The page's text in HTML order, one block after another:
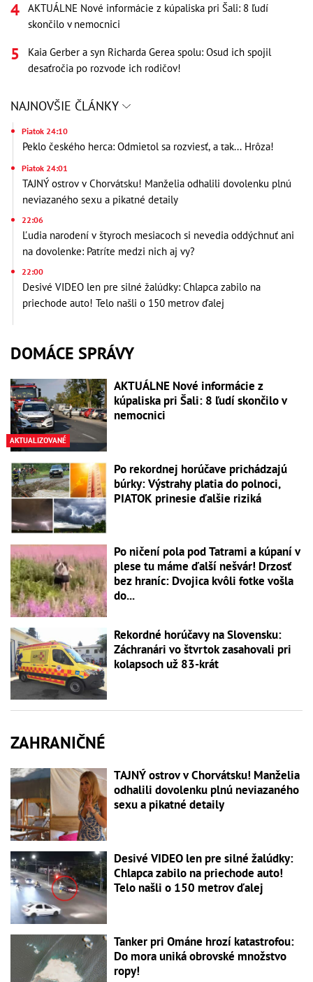
AKTUÁLNE Nové informácie z kúpaliska pri Šali: 8 ľudí
skončilo v nemocnici
Kaia Gerber a syn Richarda Gerea spolu: Osud ich spojil
desaťročia po rozvode ich rodičov!
NAJNOVŠIE ČLÁNKY
Piatok 24:10
Peklo českého herca: Odmietol sa rozviesť, a tak... Hrôza!
Piatok 24:01
TAJNÝ ostrov v Chorvátsku! Manželia odhalili dovolenku plnú
neviazaného sexu a pikatné detaily
22:06
Ľudia narodení v štyroch mesiacoch si nevedia oddýchnuť ani
na dovolenke: Patríte medzi nich aj vy?
22:00
Desivé VIDEO len pre silné žalúdky: Chlapca zabilo na
priechode auto! Telo našli o 150 metrov ďalej
DOMÁCE SPRÁVY
AKTUALIZOVANÉ
AKTUÁLNE Nové informácie z
kúpaliska pri Šali: 8 ľudí skončilo v
nemocnici
Po rekordnej horúčave prichádzajú
búrky: Výstrahy platia do polnoci,
PIATOK prinesie ďalšie riziká
Po ničení pola pod Tatrami a kúpaní v
plese tu máme ďalší nešvár! Drzosť
bez hraníc: Dvojica kvôli fotke vošla
do...
Rekordné horúčavy na Slovensku:
Záchranári vo štvrtok zasahovali pri
kolapsoch už 83-krát
ZAHRANIČNÉ
TAJNÝ ostrov v Chorvátsku! Manželia
odhalili dovolenku plnú neviazaného
sexu a pikatné detaily
Desivé VIDEO len pre silné žalúdky:
Chlapca zabilo na priechode auto!
Telo našli o 150 metrov ďalej
Tanker pri Ománe hrozí katastrofou:
Do mora uniká obrovské množstvo
ropy!